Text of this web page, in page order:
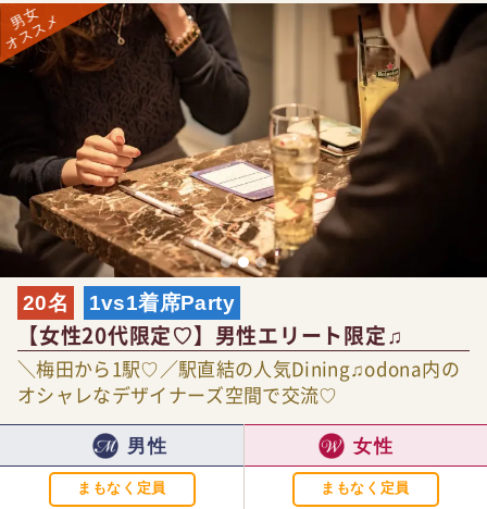
20名 1vs1着席Party
【女性20代限定♡】男性エリート限定♫
＼梅田から1駅♡／駅直結の人気Dining♫odona内の
オシャレなデザイナーズ空間で交流♡
男性
まもなく定員
女性
まもなく定員